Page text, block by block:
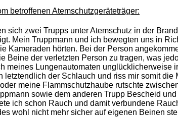
betroffenen Atemschutzgeräteträger:
sich zwei Trupps unter Atemschutz in der
Mein Truppmann und ich bewegten uns in
Kameraden hörten. Bei der Person
Beine der verletzten Person zu tragen, was
meines Lungenautomaten unglücklicherweise
letztendlich der Schlauch und riss mir somit
meine Flammschutzhaube rutschte
sowie dem anderen Trupp Bescheid
ich schon Rauch und damit verbundene
wohl nicht mehr sicher auf eigenen Beinen